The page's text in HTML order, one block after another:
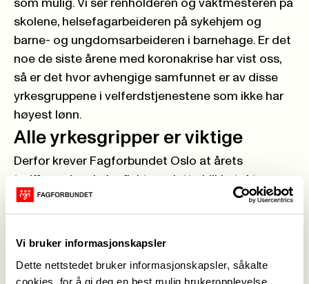
Vi bruker informasjonskapsler
Dette nettstedet bruker informasjonskapsler, såkalte
cookies, for å gi deg en best mulig brukeropplevelse.
som mulig. Vi ser renholderen og vaktmesteren på
skolene, helsefagarbeideren på sykehjem og
barne- og ungdomsarbeideren i barnehage. Er det
noe de siste årene med koronakrise har vist oss,
så er det hvor avhengige samfunnet er av disse
yrkesgruppene i velferdstjenestene som ikke har
høyest lønn.
Alle yrkesgripper er viktige
Derfor krever Fagforbundet Oslo at årets
tariffoppgjøret anerkjenner at alle yrkesgrupper er
viktige for at kvaliteten på tjenestene skal
arbeid. Frontfagsmodellen har gjort at denne